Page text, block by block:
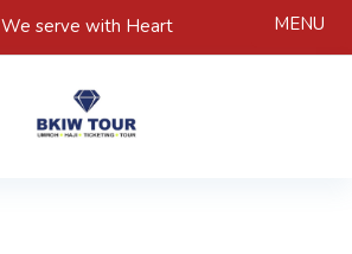
We serve with Heart MENU